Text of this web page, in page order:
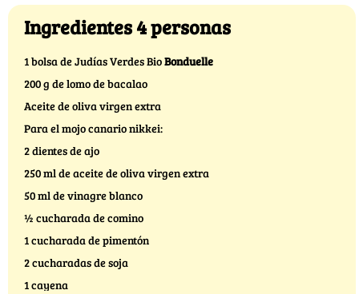
Ingredientes 4 personas
1 bolsa de Judías Verdes BioBonduelle
200 g de lomo de bacalao
Aceite de oliva virgen extra
Para el mojo canario nikkei:
2 dientes de ajo
250 ml de aceite de oliva virgen extra
50 ml de vinagre blanco
½ cucharada de comino
1 cucharada de pimentón
2 cucharadas de soja
1 cayena